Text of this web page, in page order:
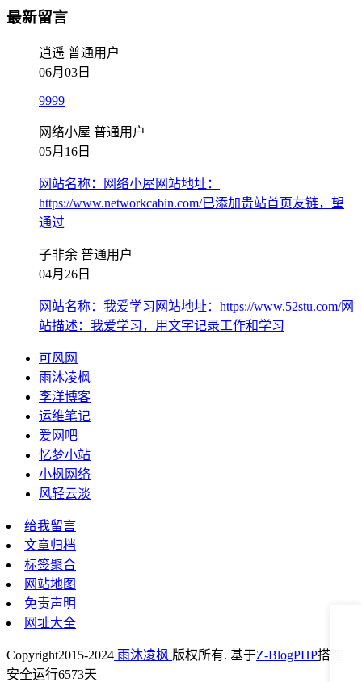
最新留言
逍遥 普通用户
06月03日
9999
网络小屋 普通用户
05月16日
网站名称：网络小屋网站地址：
https://www.networkcabin.com/已添加贵站首页友链，望
通过
子非余 普通用户
04月26日
网站名称：我爱学习网站地址：https://www.52stu.com/网
站描述：我爱学习，用文字记录工作和学习
可风网
雨沐凌枫
李洋博客
运维笔记
爱网吧
忆梦小站
小枫网络
风轻云淡
给我留言
文章归档
标签聚合
网站地图
免责声明
网址大全
Copyright2015-2024 雨沐凌枫 版权所有. 基于Z-BlogPHP搭建
安全运行6573天